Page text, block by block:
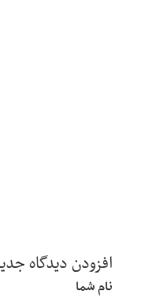
افزودن دیدگاه
نام شما